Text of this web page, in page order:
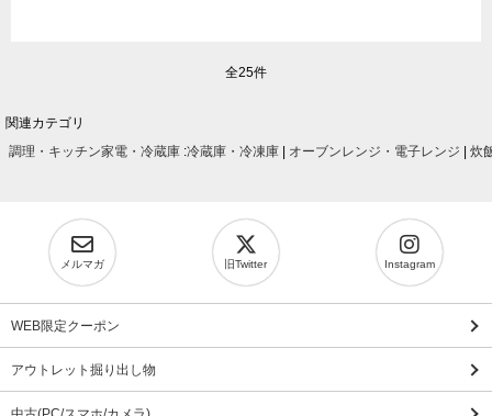
全25件
関連カテゴリ
調理・キッチン家電・冷蔵庫 :冷蔵庫・冷凍庫 オーブンレンジ・電子レンジ 炊
メルマガ 旧Twitter Instagram
WEB限定クーポン
アウトレット掘り出し物